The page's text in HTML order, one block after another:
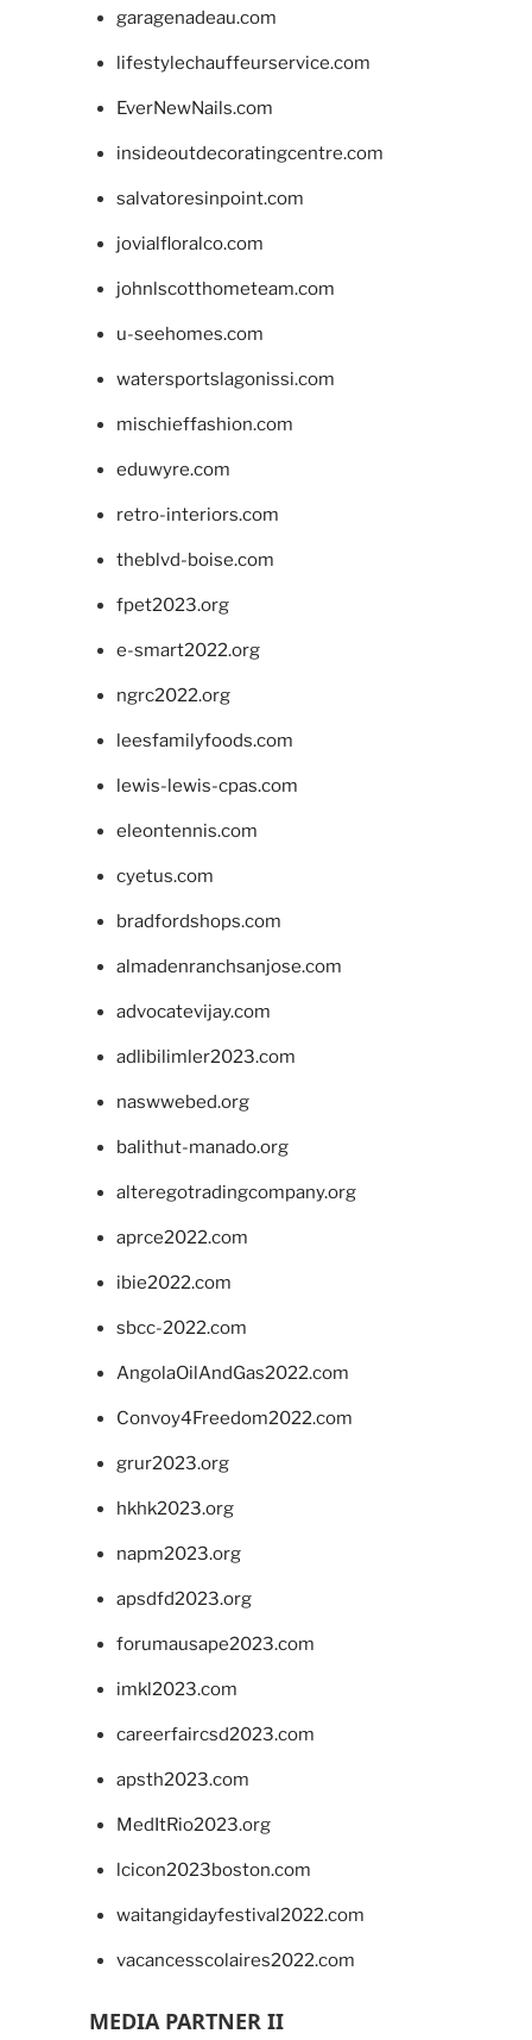
garagenadeau.com
lifestylechauffeurservice.com
EverNewNails.com
insideoutdecoratingcentre.com
salvatoresinpoint.com
jovialfloralco.com
johnlscotthometeam.com
u-seehomes.com
watersportslagonissi.com
mischieffashion.com
eduwyre.com
retro-interiors.com
theblvd-boise.com
fpet2023.org
e-smart2022.org
ngrc2022.org
leesfamilyfoods.com
lewis-lewis-cpas.com
eleontennis.com
cyetus.com
bradfordshops.com
almadenranchsanjose.com
advocatevijay.com
adlibilimler2023.com
naswwebed.org
balithut-manado.org
alteregotradingcompany.org
aprce2022.com
ibie2022.com
sbcc-2022.com
AngolaOilAndGas2022.com
Convoy4Freedom2022.com
grur2023.org
hkhk2023.org
napm2023.org
apsdfd2023.org
forumausape2023.com
imkl2023.com
careerfaircsd2023.com
apsth2023.com
MedItRio2023.org
lcicon2023boston.com
waitangidayfestival2022.com
vacancesscolaires2022.com
MEDIA PARTNER II